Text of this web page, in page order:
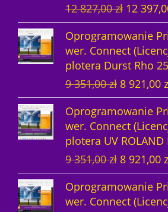
o
i
ł
:
1
5
3
0
6
,
0
n
a
w
y
n
o
i
ł
:
1
5
t
n
a
c
e
n
a
w
y
n
o
i
12 827,00zł P
i
e
r
w
o
t
n
a
c
e
n
a
w
12
Oprogramowanie
wer. Connect
plotera Durst Rho
9 351,00zł P
i
e
r
w
o
t
n
a
8 921,00
Oprogramowanie
wer. Connect
plotera UV ROLAND
9 351,00zł P
i
e
r
8 921,00
Oprogramowanie
wer. Connect